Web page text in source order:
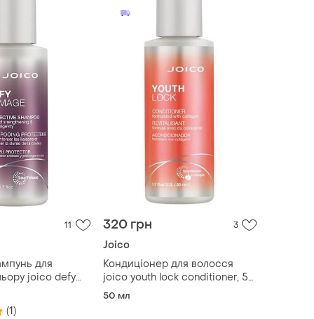
11
для
joico defy
shampoo
(1)
320 грн 3
Joico
Кондиціонер для волосся
joico youth lock conditioner, 50
мл
50 мл